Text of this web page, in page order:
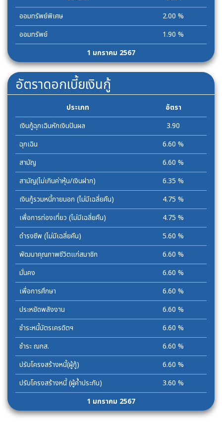
ออมทรัพย์พิเศษ
2.00 %
ออมทรัพย์
1.90 %
1 มกราคม 2567
อัตราดอกเบี้ยเงินกู้
ประเภท
อัตรา
เงินกู้ฉุกเฉินหักเงินปันผล
3.90
ฉุกเฉิน
6.60 %
สามัญ
6.60 %
สามัญ(ไม่เกินค่าหุ้น/เงินฝาก)
6.35 %
เงินกู้รวมหนี้ภายนอก (ไม่มีเฉลี่ยคืน)
4.75 %
เพื่อการท่องเที่ยว (ไม่มีเฉลี่ยคืน)
4.75 %
ดำรงชีพ (ไม่มีเฉลี่ยคืน)
5.60 %
พัฒนาคุณภาพชีวิตแก่สมาชิก
6.60 %
มั่นคง
6.60 %
เพื่อการศึกษา
6.60 %
ประหยัดพลังงาน
6.60 %
ชำระหนี้บัตรเครดิตฯ
6.60 %
ชำระ ฌกส.
6.60 %
ปรับโครงสร้างหนี้(ผู้กู้)
6.60 %
ปรับโครงสร้างหนี้ (ผู้ค้ำประกัน)
3.60 %
1 มกราคม 2567